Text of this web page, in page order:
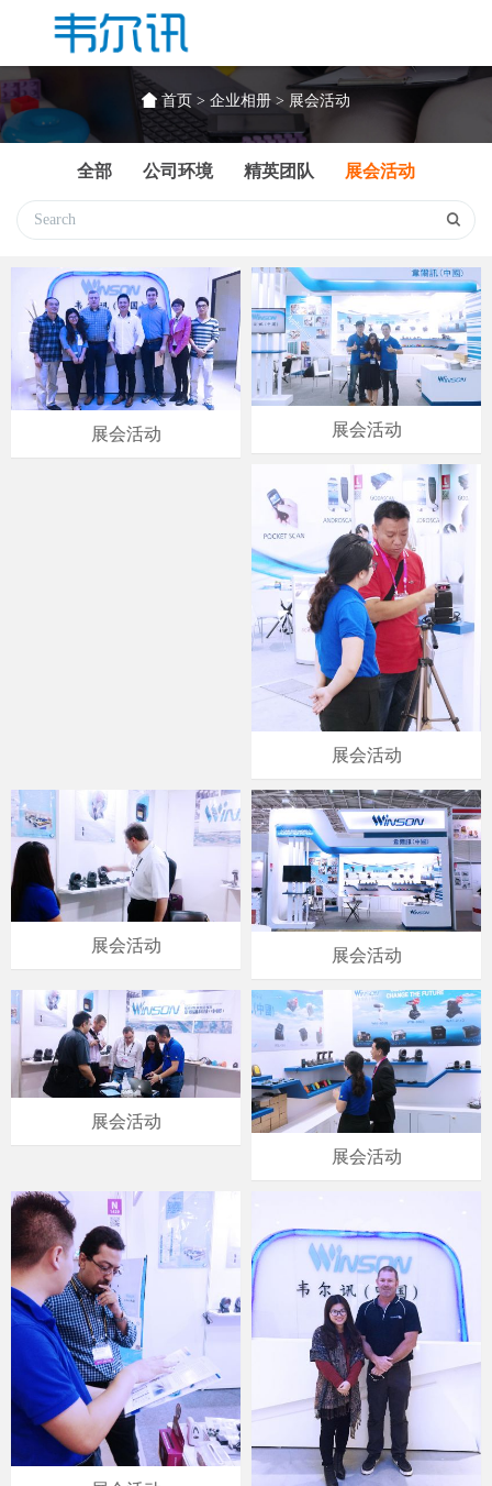
首页 > 企业相册 > 展会活动
全部 公司环境 精英团队 展会活动
展会活动 展会活动
展会活动
展会活动
展会活动
展会活动
展会活动